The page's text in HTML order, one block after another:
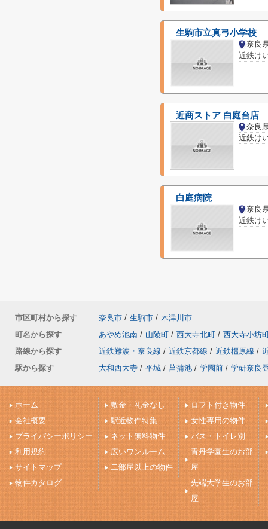
生駒市立真弓小学校
奈良
近鉄け
近商ストア 白庭台店
奈良
近鉄け
白庭病院
奈良
近鉄け
市区町村から探す 奈良市 / 生駒市 / 木津川市
町名から探す
あやめ池南 / 山陵町 / 西大寺北町 / 西大寺小坊
路線から探す
近鉄難波・奈良線 / 近鉄京都線 / 近鉄橿原線 /
駅から探す
大和西大寺 / 平城 / 菖蒲池 / 学園前 / 学研奈良
ホーム
会社概要
プライバシーポリシー
利用規約
サイトマップ
物件カタログ
敷金・礼金なし
駅近物件特集
ネット無料物件
広いワンルーム
二部屋以上の物件
ロフト付き物件
女性専用の物件
バス・トイレ別
青丹学園生のお部
屋
先端大学生のお部
屋